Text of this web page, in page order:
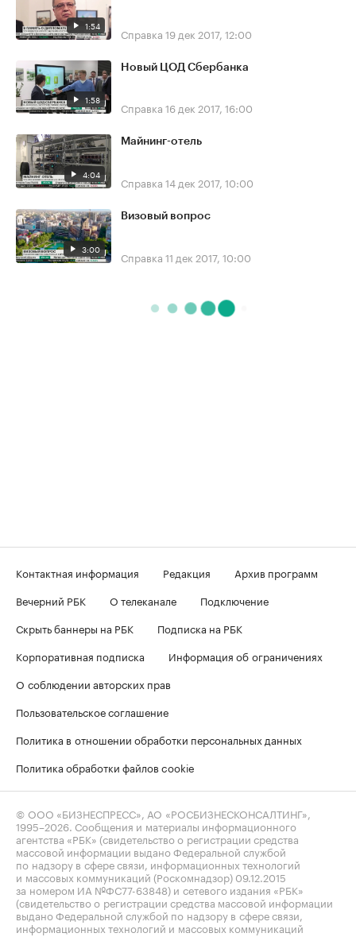
1:54 Справка 19 дек 2017, 12:00
1:58
Новый ЦОД Сбербанка
Справка 16 дек 2017, 16:00
4:04
Майнинг-отель
Справка 14 дек 2017, 10:00
3:00
Визовый вопрос
Справка 11 дек 2017, 10:00
Контактная информация Редакция
Архив программ
Вечерний РБК
О телеканале
Подключение
Скрыть баннеры на РБК
Подписка на РБК
Корпоративная подписка
Информация об ограничениях
О соблюдении авторских прав
Пользовательское соглашение
Политика в отношении обработки персональных данных
Политика обработки файлов cookie
© ООО «БИЗНЕСПРЕСС», АО «РОСБИЗНЕСКОНСАЛТИНГ»,
1995–2026 . Сообщения и материалы информационного
агентства «РБК» (свидетельство о регистрации средства
массовой информации выдано Федеральной службой
по надзору в сфере связи, информационных технологий
и массовых коммуникаций (Роскомнадзор) 09.12.2015
за номером ИА №ФС77-63848) и сетевого издания «РБК»
(свидетельство о регистрации средства массовой информации
выдано Федеральной службой по надзору в сфере связи,
информационных технологий и массовых коммуникаций